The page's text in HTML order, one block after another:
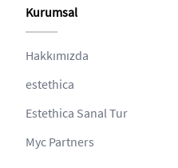
Kurumsal
Hakkımızda
estethica
Estethica Sanal Tur
Myc Partners